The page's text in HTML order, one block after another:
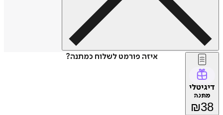
איזה פורמט לשלוח כמתנה?
דיגיטלי
מתנה
₪38